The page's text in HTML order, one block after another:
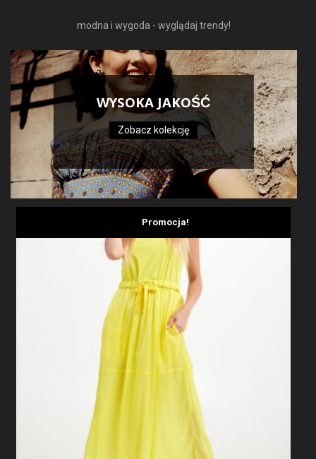
modna i wygoda - wyglądaj trendy!
WYSOKA JAKOŚĆ
Zobacz kolekcję
Promocja!